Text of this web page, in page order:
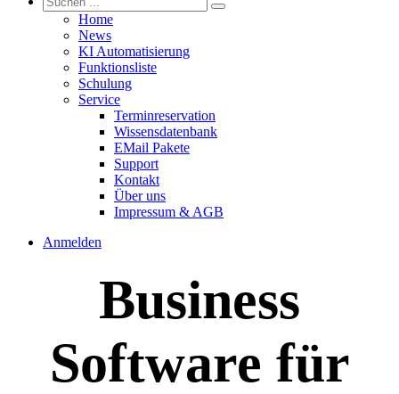
Home
News
KI Automatisierung
Funktionsliste
Schulung
Service
Terminreservation
Wissensdatenbank
EMail Pakete
Support
Kontakt
Über uns
Impressum & AGB
Anmelden
Business
Software für